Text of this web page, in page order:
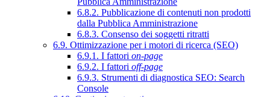
6.8.2. Pubblicazione di contenuti non prodotti
dalla Pubblica Amministrazione
6.8.3. Consenso dei soggetti ritratti
6.9. Ottimizzazione per i motori di ricerca (SEO)
6.9.1. I fattori on-page
6.9.2. I fattori off-page
6.9.3. Strumenti di diagnostica SEO: Search
Console